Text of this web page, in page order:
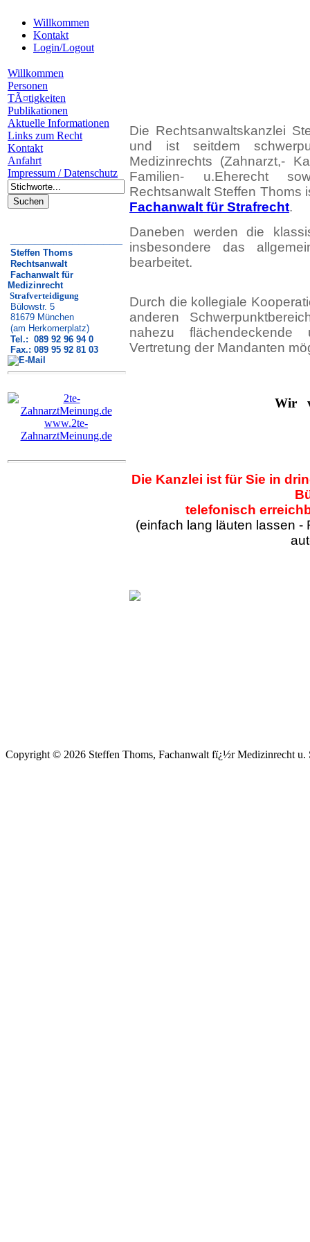
Willkommen
Kontakt
Login/Logout
Willkommen
Personen
TÃ¤tigkeiten
Publikationen
Aktuelle Informationen
Links zum Recht
Kontakt
Anfahrt
Impressum / Datenschutz
Steffen Thoms
Rechtsanwalt
Fachanwalt für
Medizinrecht
Strafverteidigung
Bülowstr. 5
81679 München
(am Herkomerplatz)
Tel.: 089 92 96 94 0
Fax.: 089 95 92 81 03
www.2te-
ZahnarztMeinung.de
Die Rechtsanwaltskanzlei
und ist seitdem
Medizinrechts (Zahnarzt,-
Familien- u.Eherecht
Rechtsanwalt Steffen Thoms
Fachanwalt für Strafrecht.
Daneben werden die
insbesondere das
bearbeitet.
Durch die kollegiale
anderen
nahezu
Vertretung der Mandanten
Wir
Die Kanzlei ist für Sie in
telefonisch
(einfach lang läuten lassen -
Copyright © 2026 Steffen Thoms, Fachanwalt fï¿½r Medizinrecht u.